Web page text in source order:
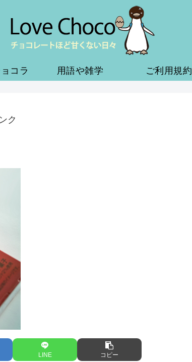
コラ 用語や雑学 ご利用規約
ク
LINE コピー